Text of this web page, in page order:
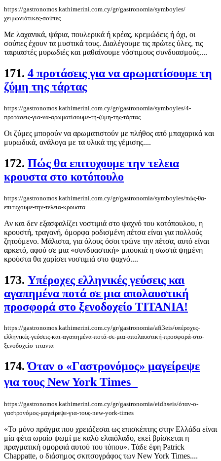
https://gastronomos.kathimerini.com.cy/gr/gastronomia/symboyles/
χειμωνιάτικες-σούπες
Με λαχανικά, ψάρια, πουλερικά ή κρέας, κρεμώδεις ή όχι, οι
σούπες έχουν τα μυστικά τους. Διαλέγουμε τις πρώτες ύλες, τις
ταιριαστές μυρωδιές και μαθαίνουμε νόστιμους συνδυασμούς....
171. 4 προτάσεις για να αρωματίσουμε τη
ζύμη της τάρτας
https://gastronomos.kathimerini.com.cy/gr/gastronomia/symboyles/4-
προτάσεις-για-να-αρωματίσουμε-τη-ζύμη-της-τάρτας
Οι ζύμες μπορούν να αρωματιστούν με πλήθος από μπαχαρικά και
μυρωδικά, ανάλογα με τα υλικά της γέμισης....
172. Πώς θα επιτυχουμε την τελεια
κρουστα στο κοτόπουλο
https://gastronomos.kathimerini.com.cy/gr/gastronomia/symboyles/πώς-θα-
επιτυχουμε-την-τελεια-κρουστα
Αν και δεν εξασφαλίζει νοστιμιά στο ψαχνό του κοτόπουλου, η
κρουστή, τραγανή, όμορφα ροδισμένη πέτσα είναι για πολλούς
ζητούμενο. Μάλιστα, για όλους όσοι τρώνε την πέτσα, αυτό είναι
αρκετό, αφού σε μια «συνδυαστική» μπουκιά η σωστά ψημένη
κρούστα θα χαρίσει νοστιμιά στο ψαχνό....
173. Υπέροχες ελληνικές γεύσεις και
αγαπημένα ποτά σε μια απολαυστική
προσφορά στο ξενοδοχείο ΤΙΤΑΝΙΑ!
https://gastronomos.kathimerini.com.cy/gr/gastronomia/afi3eis/υπέροχες-
ελληνικές-γεύσεις-και-αγαπημένα-ποτά-σε-μια-απολαυστική-προσφορά-στο-
ξενοδοχείο-τιτανια
174.Όταν ο «Γαστρονόμος» μαγείρεψε
για τους New York Times
https://gastronomos.kathimerini.com.cy/gr/gastronomia/eidhseis/όταν-ο-
γαστρονόμος-μαγείρεψε-για-τους-new-york-times
«Το μόνο πράγμα που χρειάζεσαι ως επισκέπτης στην Ελλάδα είναι
μία φέτα ωραίο ψωμί με καλό ελαιόλαδο, εκεί βρίσκεται η
πραγματική ομορφιά αυτού του τόπου». Τάδε έφη Patrick
Chappatte, ο διάσημος σκιτσογράφος των New York Times....